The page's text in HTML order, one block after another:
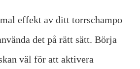
effekt av ditt torrschampo
det på rätt sätt. Börja
väl för att aktivera